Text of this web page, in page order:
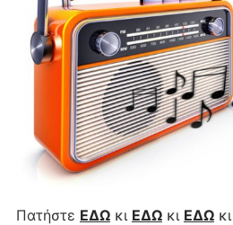
Πατήστε ΕΔΩκι ΕΔΩκι ΕΔΩκι